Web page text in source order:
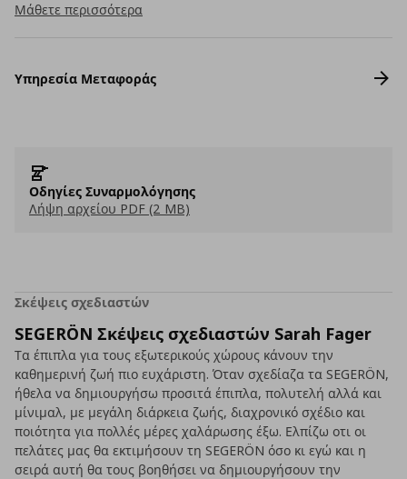
Μάθετε περισσότερα
Υπηρεσία Μεταφοράς
Οδηγίες Συναρμολόγησης
Λήψη αρχείου PDF (2 MB)
Σκέψεις σχεδιαστών
SEGERÖN Σκέψεις σχεδιαστών Sarah Fager
Τα έπιπλα για τους εξωτερικούς χώρους κάνουν την
καθημερινή ζωή πιο ευχάριστη. Όταν σχεδίαζα τα SEGERÖN,
ήθελα να δημιουργήσω προσιτά έπιπλα, πολυτελή αλλά και
μίνιμαλ, με μεγάλη διάρκεια ζωής, διαχρονικό σχέδιο και
ποιότητα για πολλές μέρες χαλάρωσης έξω. Ελπίζω οτι οι
πελάτες μας θα εκτιμήσουν τη SEGERÖN όσο κι εγώ και η
σειρά αυτή θα τους βοηθήσει να δημιουργήσουν την